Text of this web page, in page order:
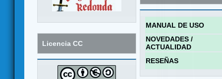
Licencia CC
MANUAL DE USO
NOVEDADES /
ACTUALIDAD
RESEÑAS